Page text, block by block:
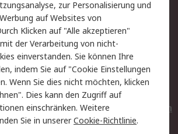
Privatkunden
Datenschutz
Zahlungsbedingungen
Entsorgung
Elektrogeräte/Batterien
zur Personalisierung und
auf Websites von
Klicken auf "Alle akzeptieren"
der Verarbeitung von nicht-
einverstanden. Sie können Ihre
indem Sie auf "Cookie Einstellungen
Wenn Sie dies nicht möchten, klicken
Dies kann den Zugriff auf
einschränken. Weitere
Sie in unsererCookie-Richtlinie.